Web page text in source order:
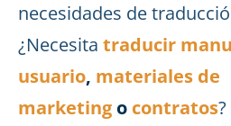
necesidades de
¿Necesita traducir
usuario, materiales de
marketing o contratos